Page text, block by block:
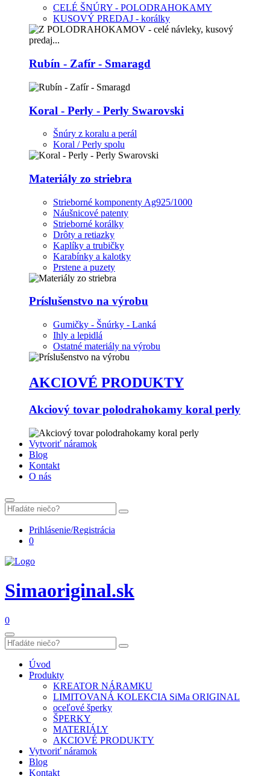
CELÉ ŠNÚRY - POLODRAHOKAMY
KUSOVÝ PREDAJ - korálky
Rubín - Zafír - Smaragd
Koral - Perly - Perly Swarovski
Šnúry z koralu a perál
Koral / Perly spolu
Materiály zo striebra
Strieborné komponenty Ag925/1000
Náušnicové patenty
Strieborné korálky
Drôty a retiazky
Kaplíky a trubičky
Karabínky a kalotky
Prstene a puzety
Príslušenstvo na výrobu
Gumičky - Šnúrky - Lanká
Ihly a lepidlá
Ostatné materiály na výrobu
AKCIOVÉ PRODUKTY
Akciový tovar polodrahokamy koral perly
Vytvoriť náramok
Blog
Kontakt
O nás
Prihlásenie/Registrácia
0
Simaoriginal.sk
0
Úvod
Produkty
KREATOR NÁRAMKU
LIMITOVANÁ KOLEKCIA SiMa ORIGINAL
oceľové šperky
ŠPERKY
MATERIÁLY
AKCIOVÉ PRODUKTY
Vytvoriť náramok
Blog
Kontakt